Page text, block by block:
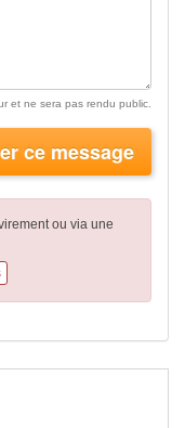
et ne sera pas rendu public.
ce message
ou via une